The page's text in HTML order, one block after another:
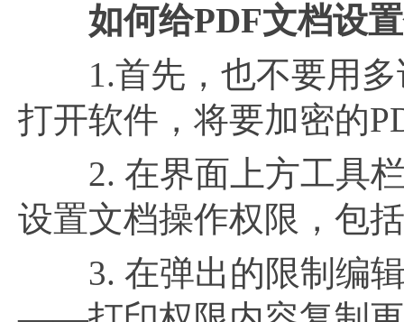
如何给PDF文档设
1.首先，也不要用多
打开软件，将要加密的
2. 在界面上方工具栏
设置文档操作权限，包
3. 在弹出的限制编辑